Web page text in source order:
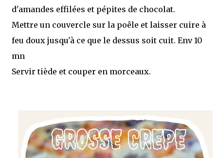
d'amandes effilées et pépites de chocolat.
Mettre un couvercle sur la poêle et laisser cuire à
feu doux jusqu'à ce que le dessus soit cuit. Env 10
mn
Servir tiède et couper en morceaux.